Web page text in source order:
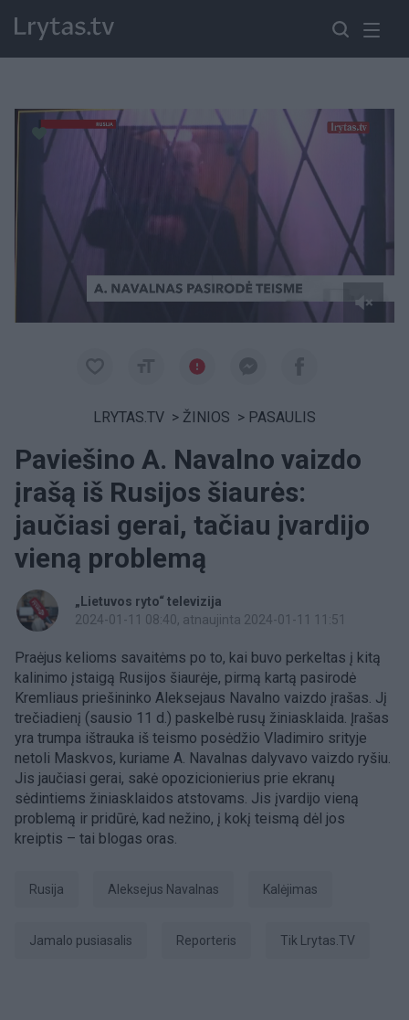
Paremkite Ukrainą
LRYTAS.TV > ŽINIOS > PASAULIS
Paviešino A. Navalno vaizdo
įrašą iš Rusijos šiaurės:
jaučiasi gerai, tačiau įvardijo
vieną problemą
„Lietuvos ryto“ televizija
2024-01-11 08:40, atnaujinta 2024-01-11 11:51
Praėjus kelioms savaitėms po to, kai buvo perkeltas į kitą
kalinimo įstaigą Rusijos šiaurėje, pirmą kartą pasirodė
Kremliaus priešininko Aleksejaus Navalno vaizdo įrašas. Jį
trečiadienį (sausio 11 d.) paskelbė rusų žiniasklaida. Įrašas
yra trumpa ištrauka iš teismo posėdžio Vladimiro srityje
netoli Maskvos, kuriame A. Navalnas dalyvavo vaizdo ryšiu.
Jis jaučiasi gerai, sakė opozicionierius prie ekranų
sėdintiems žiniasklaidos atstovams. Jis įvardijo vieną
problemą ir pridūrė, kad nežino, į kokį teismą dėl jos
kreiptis – tai blogas oras.
Rusija Aleksejus Navalnas kalėjimas
Jamalo pusiasalis Reporteris tik Lrytas.TV